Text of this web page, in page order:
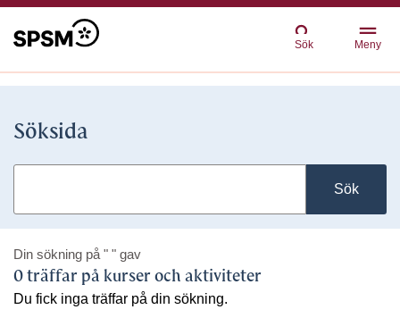
Sök Meny
Söksida
Sök
Din sökning på " " gav
0 träffar på kurser och aktiviteter
Du fick inga träffar på din sökning.